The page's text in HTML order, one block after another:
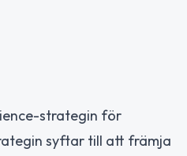
strategin för
syftar till att främja